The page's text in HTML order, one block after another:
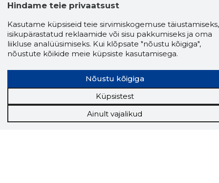
Näed helistaja tausta!Storybooki Äpp toob
Sinuni OTSEKONTAKTID
400 000 Eesti
ettevõtte ja isikute kohta (juhid, ametnikud).
Andmed on rikastatud maksevõime ja
finantsinfoga.
Tööriistad
Sooduspakkumised
Tööturg
Hindame teie privaatsust
Kasutame küpsiseid teie sirvimiskogemuse täiustamiseks,
isikupärastatud reklaamide või sisu pakkumiseks ja oma
liikluse analüüsimiseks. Kui klõpsate "nõustu kõigiga",
nõustute kõikide meie küpsiste kasutamisega.
Nõustu kõigiga
Küpsistest
Ainult vajalikud